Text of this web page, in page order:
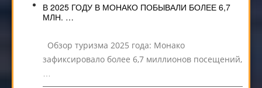
В 2025 ГОДУ В МОНАКО ПОБЫВАЛИ БОЛЕЕ 6,7
МЛН. …
Обзор туризма 2025 года: Монако
зафиксировало более 6,7 миллионов посещений,